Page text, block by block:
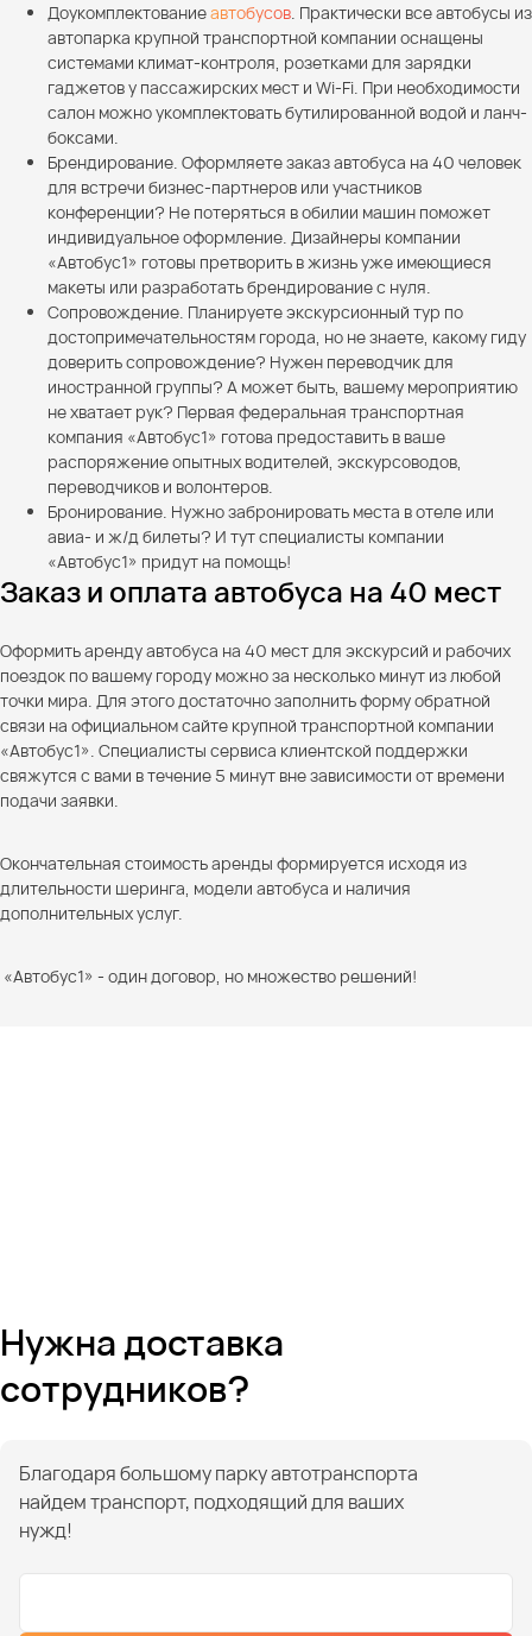
Доукомплектованиеавтобусов. Практически все автобусы из
автопарка крупной транспортной компании оснащены
системами климат-контроля, розетками для зарядки
гаджетов у пассажирских мест и Wi-Fi. При необходимости
салон можно укомплектовать бутилированной водой и ланч-
боксами.
Брендирование. Оформляете заказ автобуса на 40 человек
для встречи бизнес-партнеров или участников
конференции? Не потеряться в обилии машин поможет
индивидуальное оформление. Дизайнеры компании
«Автобус1» готовы претворить в жизнь уже имеющиеся
макеты или разработать брендирование с нуля.
Сопровождение. Планируете экскурсионный тур по
достопримечательностям города, но не знаете, какому гиду
доверить сопровождение? Нужен переводчик для
иностранной группы? А может быть, вашему мероприятию
не хватает рук? Первая федеральная транспортная
компания «Автобус1» готова предоставить в ваше
распоряжение опытных водителей, экскурсоводов,
переводчиков и волонтеров.
Бронирование. Нужно забронировать места в отеле или
авиа- и ж/д билеты? И тут специалисты компании
«Автобус1» придут на помощь!
Заказ и оплата автобуса на 40 мест
Оформить аренду автобуса на 40 мест для экскурсий и рабочих
поездок по вашему городу можно за несколько минут из любой
точки мира. Для этого достаточно заполнить форму обратной
связи на официальном сайте крупной транспортной компании
«Автобус1». Специалисты сервиса клиентской поддержки
свяжутся с вами в течение 5 минут вне зависимости от времени
подачи заявки.
Окончательная стоимость аренды формируется исходя из
длительности шеринга, модели автобуса и наличия
дополнительных услуг.
«Автобус1» - один договор, но множество решений!
Нужна доставка
сотрудников?
Благодаря большому парку автотранспорта
найдем транспорт, подходящий для ваших
нужд!